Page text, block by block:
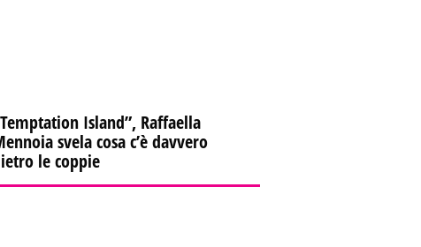
Island”, Raffaella
svela cosa c’è davvero
le coppie